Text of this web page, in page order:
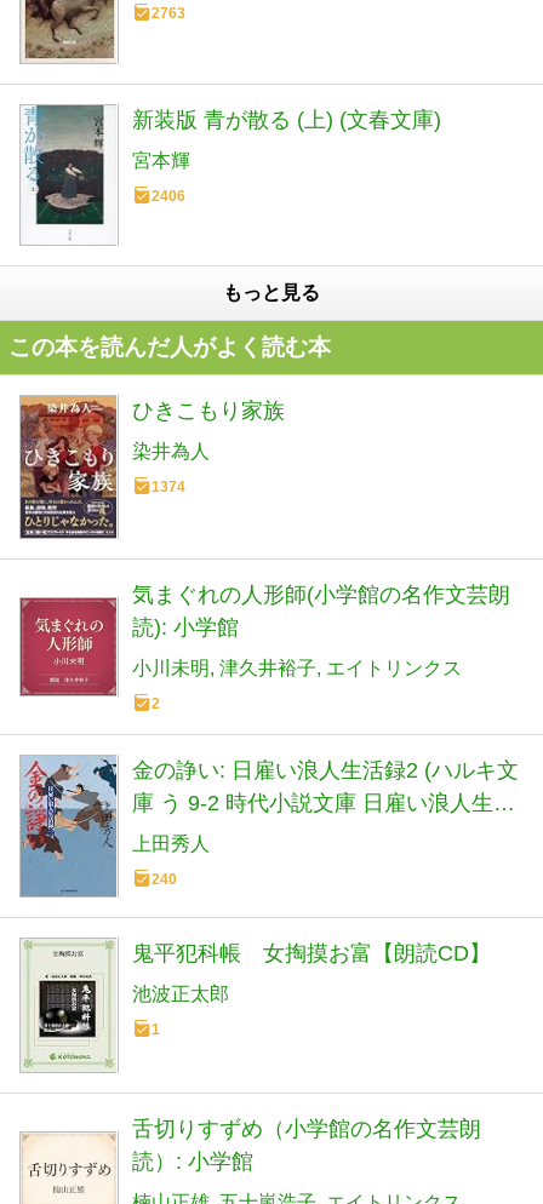
2763
新装版 青が散る (上) (文春文庫)
宮本輝
2406
もっと見る
この本を読んだ人がよく読む本
ひきこもり家族
染井為人
1374
気まぐれの人形師(小学館の名作文芸朗
読): 小学館
小川未明 津久井裕子 エイトリンクス
2
金の諍い: 日雇い浪人生活録2 (ハルキ文
庫 う 9-2 時代小説文庫 日雇い浪人生活
録 2)
上田秀人
240
鬼平犯科帳 女掏摸お富【朗読CD】
池波正太郎
1
舌切りすずめ（小学館の名作文芸朗
読）: 小学館